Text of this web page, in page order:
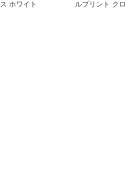
ス ホワイト
ルプリント ク